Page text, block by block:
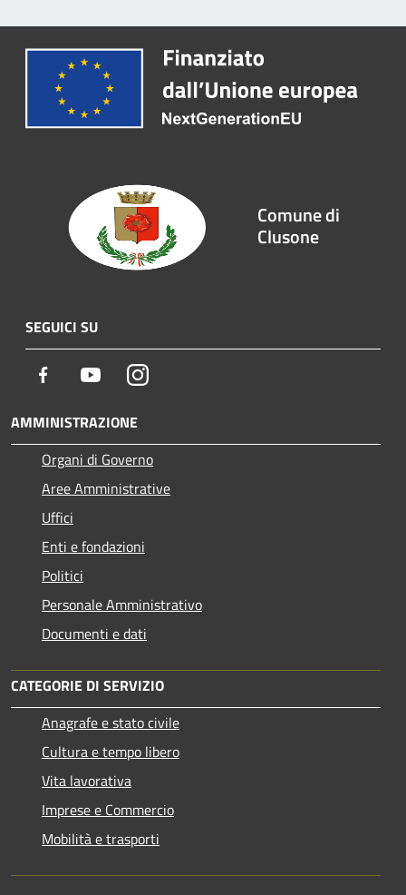
Comune di
Clusone
SEGUICI SU
Facebook YoutubeInstagram
AMMINISTRAZIONE
Organi di Governo
Aree Amministrative
Uffici
Enti e fondazioni
Politici
Personale Amministrativo
Documenti e dati
CATEGORIE DI SERVIZIO
Anagrafe e stato civile
Cultura e tempo libero
Vita lavorativa
Imprese e Commercio
Mobilità e trasporti